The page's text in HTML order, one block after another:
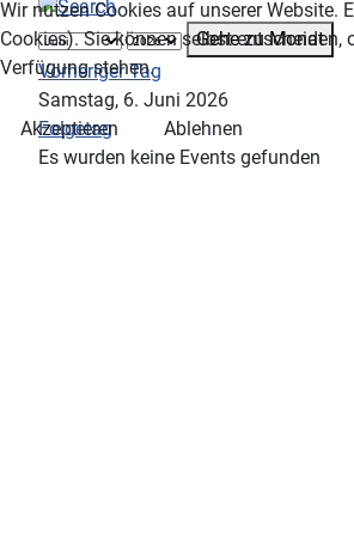
Gehe zu Monat
Vorheriger Tag
Samstag, 6. Juni 2026
Folgetag
Es wurden keine Events gefunden
Wir nutzen Cookies auf unserer Website.
Cookies). Sie können selbst
Verfügung stehen.
Akzeptieren
Ablehnen